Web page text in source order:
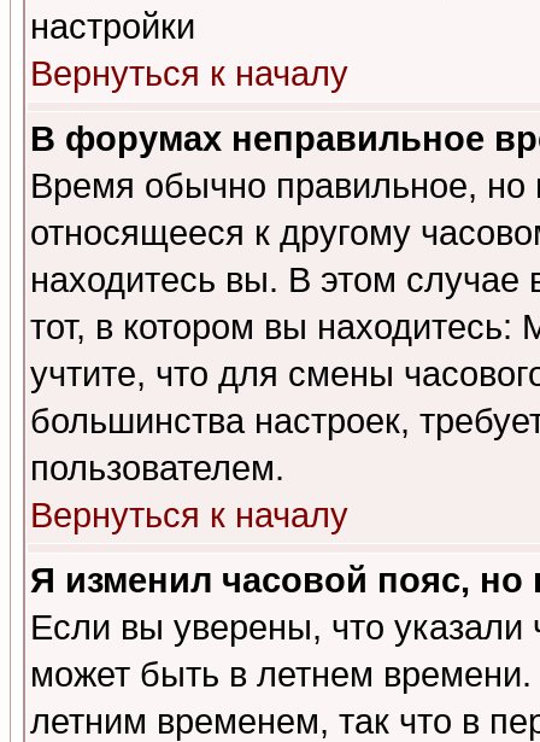
настройки
Вернуться к началу
В форумах неправильное
Время обычно правильное,
относящееся к другому
находитесь вы. В этом
тот, в котором вы
учтите, что для смены
большинства настроек,
пользователем.
Вернуться к началу
Я изменил часовой пояс,
Если вы уверены, что указали
может быть в летнем
летним временем, так что в